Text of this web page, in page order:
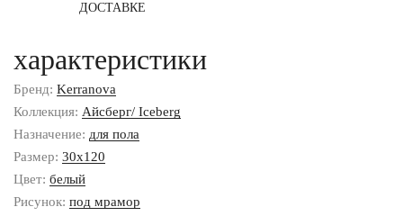
ДОСТАВКЕ
характеристики
Бренд: Kerranova
Коллекция: Айсберг/ Iceberg
Назначение: для пола
Размер: 30x120
Цвет: белый
Рисунок: под мрамор